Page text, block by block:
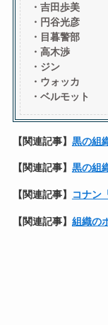
・吉田歩美
・円谷光彦
・目暮警部
・高木渉
・ジン
・ウォッカ
・ベルモット
【関連記事】 黒の組
【 関連記事】 黒の組
【 関連記事】 コナン
【 関連記事】 組織の